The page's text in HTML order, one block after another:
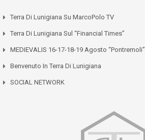
Terra Di Lunigiana Su MarcoPolo TV
Terra Di Lunigiana Sul “Financial Times”
MEDIEVALIS 16-17-18-19 Agosto “Pontremoli”
Benvenuto In Terra Di Lunigiana
SOCIAL NETWORK